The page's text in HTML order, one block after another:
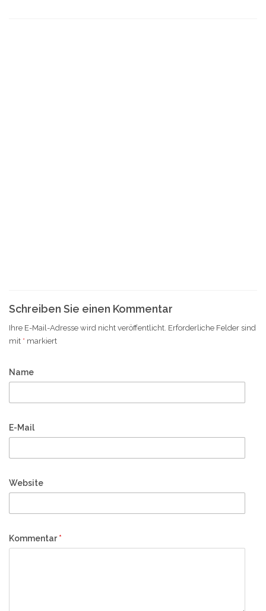
Schreiben Sie einen Kommentar
Ihre E-Mail-Adresse wird nicht veröffentlicht. Erforderliche Felder sind
mit * markiert
Name
E-Mail
Website
Kommentar*